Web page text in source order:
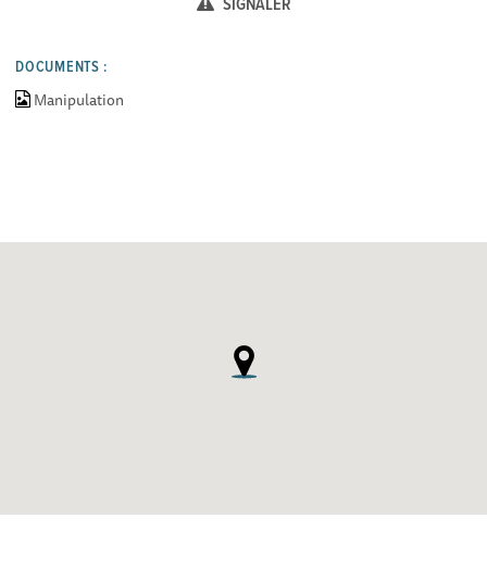
DOCUMENTS :
Manipulation